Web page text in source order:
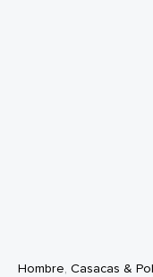
Hombre, Casacas &